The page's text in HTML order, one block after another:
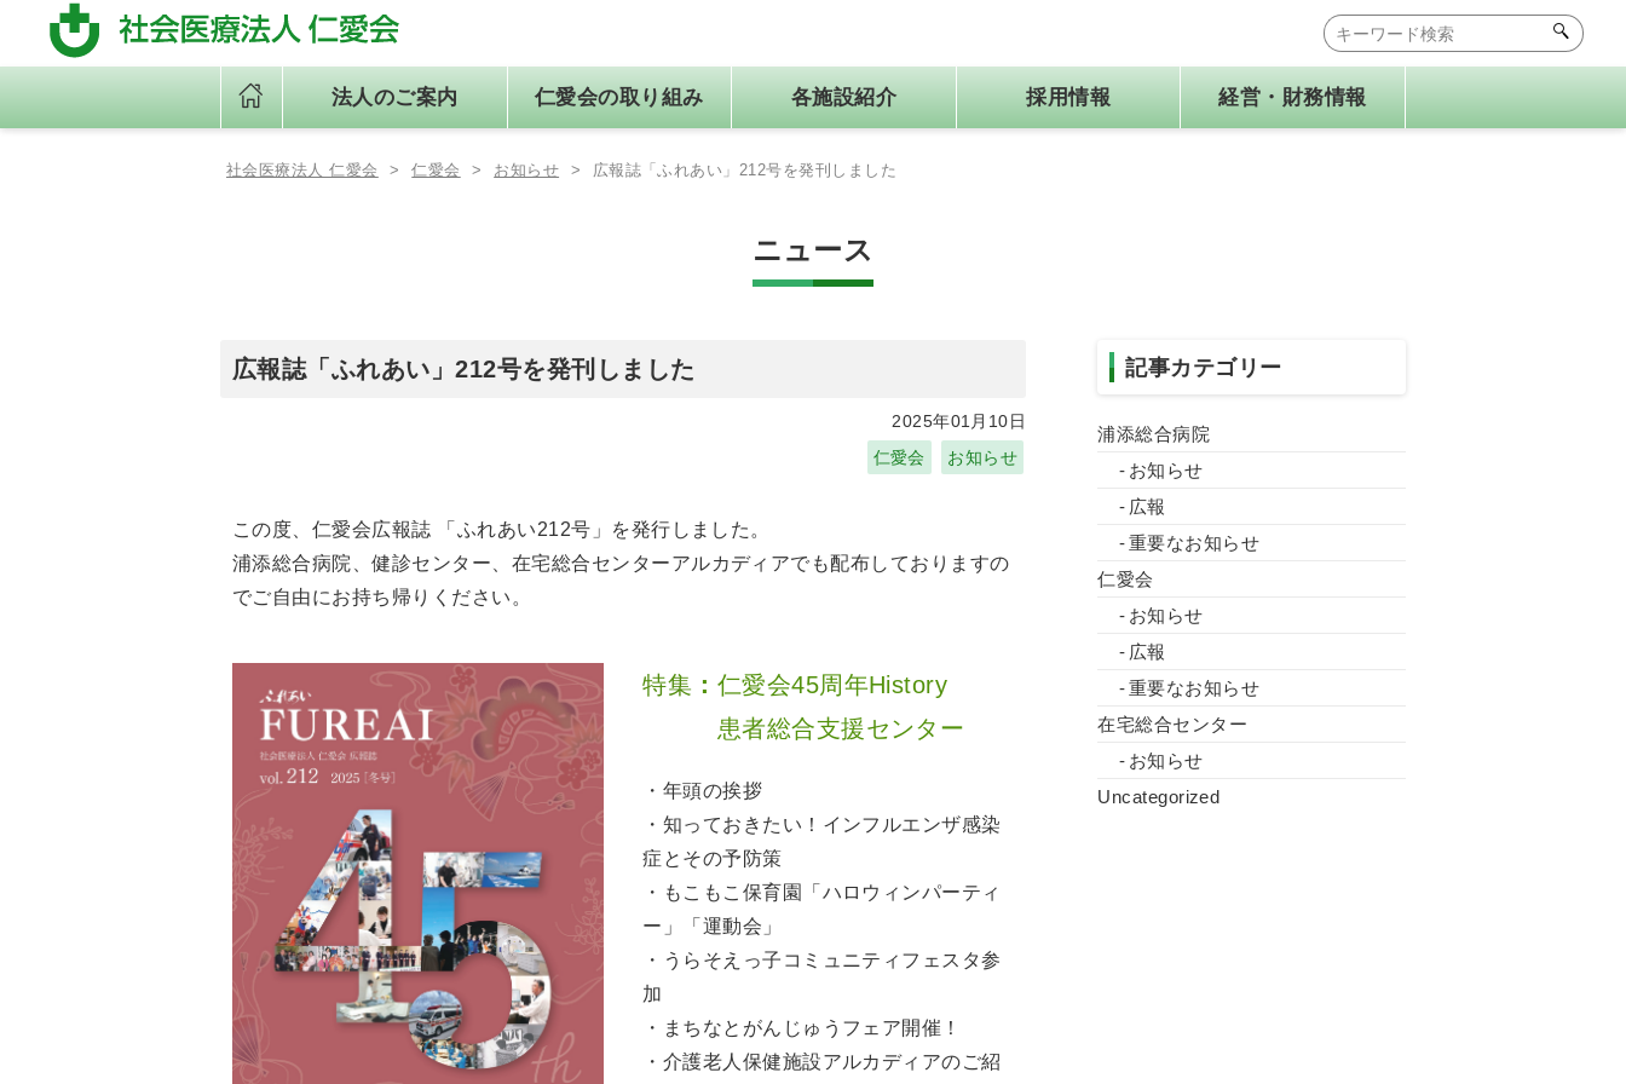
法人のご案内
法人のご案内
個人情報保護方針
仁愛会の取り組み
仁愛会の取り組み
ワークライフバランスの確立 社会医療法人 仁愛会医報
各施設紹介
各施設紹介
在宅総合センター
採用情報 経営・財務情報
社会医療法人 仁愛会 > 仁愛会 > お知らせ > 広報誌「ふれあい」212号を発刊しました
ニュース
広報誌「ふれあい」212号を発刊しました
2025年01月10日
仁愛会
お知らせ
この度、仁愛会広報誌 「ふれあい212号」を発行しました。
浦添総合病院、健診センター、在宅総合センターアルカディアでも配布しておりますの
でご自由にお持ち帰りください。
特集 ： 仁愛会45周年History
患者総合支援センター
・年頭の挨拶
・知っておきたい！インフルエンザ感染
症とその予防策
・もこもこ保育園「ハロウィンパーティ
ー」「運動会」
・うらそえっ子コミュニティフェスタ参
加
・まちなとがんじゅうフェア開催！
・介護老人保健施設アルカディアのご紹
記事カテゴリー
浦添総合病院
お知らせ
広報
重要なお知らせ
仁愛会
お知らせ
広報
重要なお知らせ
在宅総合センター
お知らせ
Uncategorized